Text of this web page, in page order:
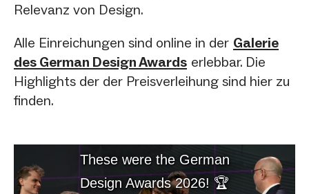
Relevanz von Design.
Alle Einreichungen sind online in der Galerie
des German Design Awards erlebbar. Die
Highlights der der Preisverleihung sind hier zu
finden.
These were the German
Design Awards 2026! 🏆